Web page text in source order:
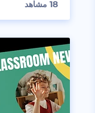
18 مشاهد